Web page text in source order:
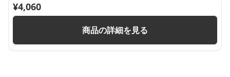
¥4,060
商品の詳細を見る